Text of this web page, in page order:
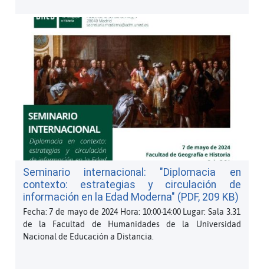
Seminario internacional: "Diplomacia en
contexto: estrategias y circulación de
información en la Edad Moderna" (PDF, 209 KB)
Fecha: 7 de mayo de 2024 Hora: 10:00-14:00 Lugar: Sala 3.31
de la Facultad de Humanidades de la Universidad
Nacional de Educación a Distancia.